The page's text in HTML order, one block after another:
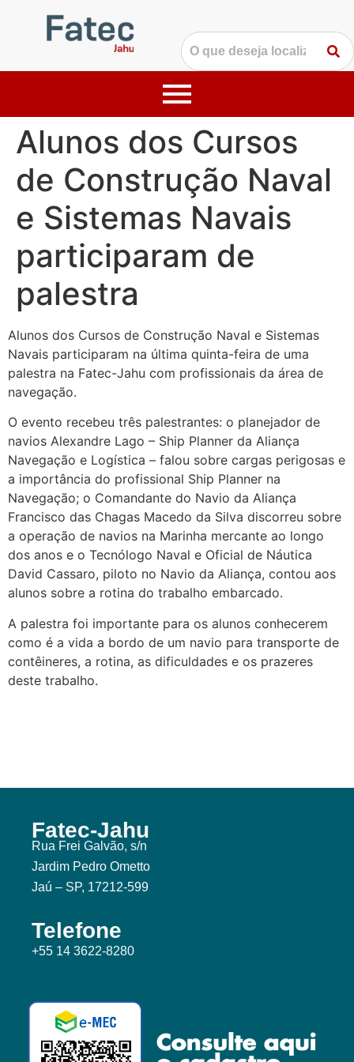
Alunos dos Cursos
de Construção Naval
e Sistemas Navais
participaram de
palestra
Alunos dos Cursos de Construção Naval e Sistemas
Navais participaram na última quinta-feira de uma
palestra na Fatec-Jahu com profissionais da área de
navegação.
O evento recebeu três palestrantes: o planejador de
navios Alexandre Lago – Ship Planner da Aliança
Navegação e Logística – falou sobre cargas perigosas e
a importância do profissional Ship Planner na
Navegação; o Comandante do Navio da Aliança
Francisco das Chagas Macedo da Silva discorreu sobre
a operação de navios na Marinha mercante ao longo
dos anos e o Tecnólogo Naval e Oficial de Náutica
David Cassaro, piloto no Navio da Aliança, contou aos
alunos sobre a rotina do trabalho embarcado.
A palestra foi importante para os alunos conhecerem
como é a vida a bordo de um navio para transporte de
contêineres, a rotina, as dificuldades e os prazeres
deste trabalho.
Fatec-Jahu
Rua Frei Galvão, s/n
Jardim Pedro Ometto
Jaú – SP, 17212-599
Telefone
+55 14 3622-8280